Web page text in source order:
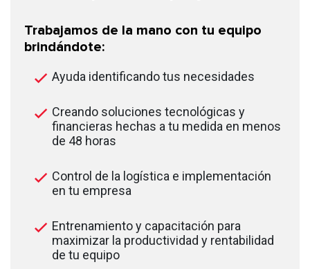
Trabajamos de la mano con tu equipo
brindándote:
Ayuda identificando tus necesidades
Creando soluciones tecnológicas y
financieras hechas a tu medida en menos
de 48 horas
Control de la logística e implementación
en tu empresa
Entrenamiento y capacitación para
maximizar la productividad y rentabilidad
de tu equipo